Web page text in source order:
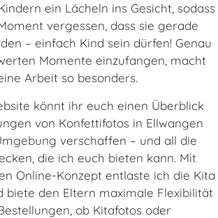
ein Lächeln ins Gesicht, sodass
vergessen, dass sie gerade
– einfach Kind sein dürfen! Genau
Momente einzufangen, macht
Arbeit so besonders.
könnt ihr euch einen Überblick
von Konfettifotos in Ellwangen
verschaffen – und all die
die ich euch bieten kann. Mit
Online-Konzept entlaste ich die Kita
biete den Eltern maximale Flexibilität
ob Kitafotos oder